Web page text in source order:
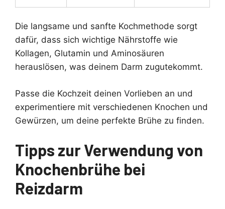
Die langsame und sanfte Kochmethode sorgt
dafür, dass sich wichtige Nährstoffe wie
Kollagen, Glutamin und Aminosäuren
herauslösen, was deinem Darm zugutekommt.
Passe die Kochzeit deinen Vorlieben an und
experimentiere mit verschiedenen Knochen und
Gewürzen, um deine perfekte Brühe zu finden.
Tipps zur Verwendung von
Knochenbrühe bei
Reizdarm